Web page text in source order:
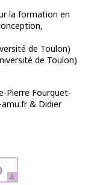
la formation en
de Toulon)
de Toulon)
Pierre Fourquet-
& Didier